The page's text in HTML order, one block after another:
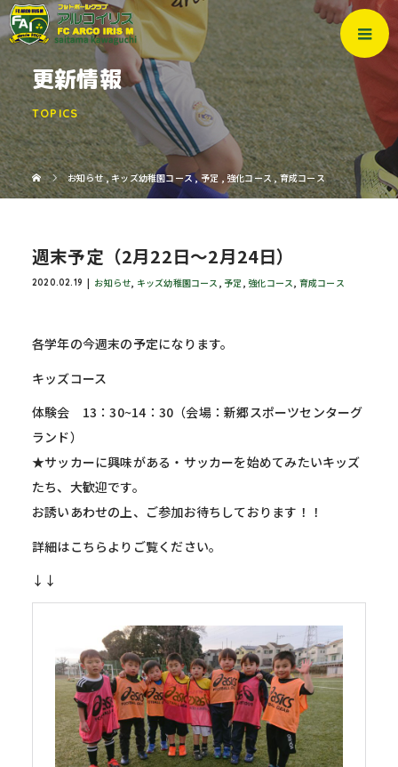
更新情報
TOPICS
お知らせ,キッズ幼稚園コース ,予定 , 強化コース,育成コース
週末予定（2月22日～2月24日）
2020.02.19 お知らせ, キッズ幼稚園コース , 予定 , 強化コース, 育成コース
各学年の今週末の予定になります。
キッズコース
体験会 13：30~14：30（会場：新郷スポーツセンターグ
ランド）
★サッカーに興味がある・サッカーを始めてみたいキッズ
たち、大歓迎です。
お誘いあわせの上、ご参加お待ちしております！！
詳細はこちらよりご覧ください。
↓↓